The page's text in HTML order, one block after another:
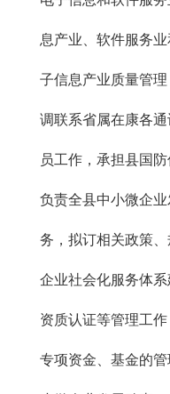
息产业、软件服务
子信息产业质量管
调联系省属在康各
员工作，承担县国
负责全县中小微企
务，拟订相关政策
企业社会化服务体系
资质认证等管理工
专项资金、基金的